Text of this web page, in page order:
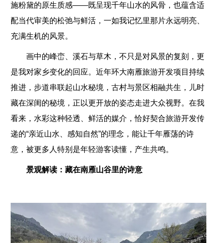
施粉黛的原生质感——既呈现千年山水的风骨，也蕴含适
配当代审美的松弛与鲜活，一如我记忆里那片永远明亮、
充满生机的风景。
画中的峰峦、溪石与草木，不只是对风景的复刻，更
是我对家乡变化的回应。近年环大南雁旅游开发项目持续
推进，步道串联起山水秘境，古村与景区相融共生，儿时
藏在深闺的秘境，正以更开放的姿态走进大众视野。在我
看来，水彩这种轻透、鲜活的媒介，恰好契合旅游开发传
递的“亲近山水、感知自然”的理念，能让千年雁荡的诗
意，被更多人特别是年轻游客读懂，产生共鸣。
景观解读：藏在南雁山谷里的诗意